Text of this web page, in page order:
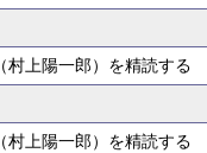
村上陽一郎）を精読する
村上陽一郎）を精読する